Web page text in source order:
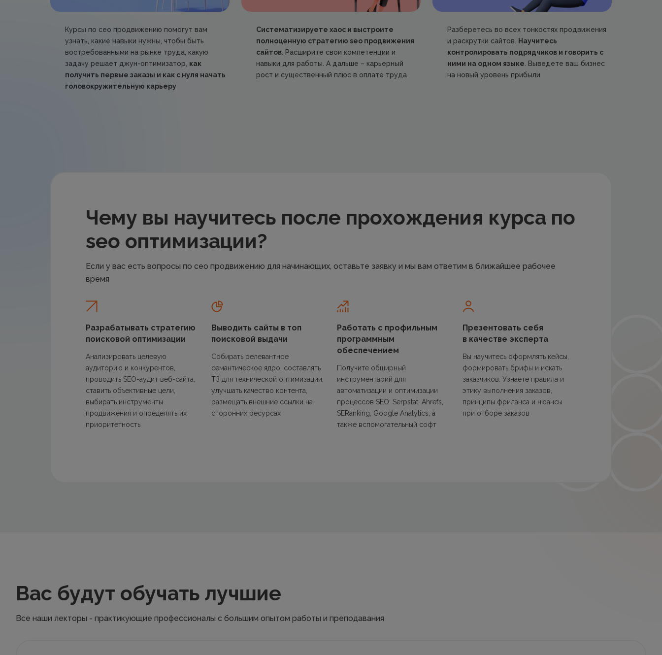
Курсы по сео продвижению помогут вам
узнать, какие навыки нужны, чтобы быть
востребованными на рынке труда, какую
задачу решает джун-оптимизатор, как
получить первые заказы и как с нуля начать
головокружительную карьеру
Систематизируете хаос и выстроите
полноценную стратегию seo продвижения
сайтов . Расширите свои компетенции и
навыки для работы. А дальше – карьерный
рост и существенный плюс в оплате труда
Разберетесь во всех тонкостях продвижения
и раскрутки сайтов.
Научитесь
контролировать подрядчиков и говорить с
ними на одном языке . Выведете ваш бизнес
на новый уровень прибыли
Чему вы научитесь после прохождения курса по
seo оптимизации?
Если у вас есть вопросы по сео продвижению для начинающих, оставьте заявку и мы вам ответим в ближайшее рабочее
время
Разрабатывать стратегию
поисковой оптимизации
Анализировать целевую
аудиторию и конкурентов,
проводить SEO-аудит веб-сайта,
ставить объективные цели,
выбирать инструменты
продвижения и определять их
приоритетность
Выводить сайты в топ
поисковой выдачи
Собирать релевантное
семантическое ядро, составлять
ТЗ для технической оптимизации,
улучшать качество контента,
размещать внешние ссылки на
сторонних ресурсах
Работать с профильным
программным
обеспечением
Получите обширный
инструментарий для
автоматизации и оптимизации
процессов SEO: Serpstat, Ahrefs,
SERanking, Google Analytics, а
также вспомогательный софт
Презентовать себя
в качестве эксперта
Вы научитесь оформлять кейсы,
формировать брифы и искать
заказчиков. Узнаете правила и
этику выполнения заказов,
принципы фриланса и нюансы
при отборе заказов
Вас будут обучать лучшие
Все наши лекторы - практикующие профессионалы с большим опытом работы и преподавания